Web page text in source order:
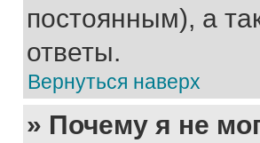
постоянным), а
ответы.
Вернуться наверх
» Почему я не